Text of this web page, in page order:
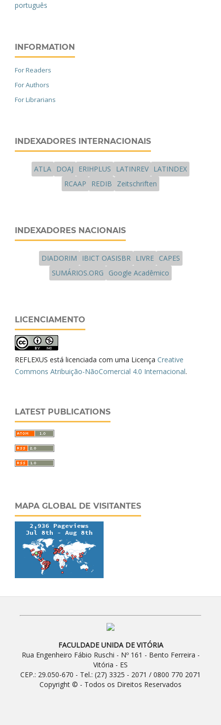
português
INFORMATION
For Readers
For Authors
For Librarians
INDEXADORES INTERNACIONAIS
ATLA DOAJ ERIHPLUS LATINREV
LATINDEX
RCAAP
REDIB Zeitschriften
INDEXADORES NACIONAIS
DIADORIM IBICT OASISBR LIVRE
CAPES
SUMÁRIOS.ORG
Google Acadêmico
LICENCIAMENTO
REFLEXUS está licenciada com uma Licença Creative
Commons Atribuição-NãoComercial 4.0 Internacional.
LATEST PUBLICATIONS
MAPA GLOBAL DE VISITANTES
FACULDADE UNIDA DE VITÓRIA
Rua Engenheiro Fábio Ruschi - Nº 161 - Bento Ferreira -
Vitória - ES
CEP.: 29.050-670 - Tel.: (27) 3325 - 2071 / 0800 770 2071
Copyright © - Todos os Direitos Reservados